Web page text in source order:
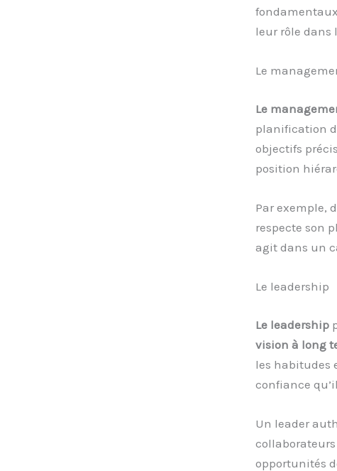
leur rôle dans
Le
Le
planification
objectifs
position
Par exemple,
respecte son
agit dans un
Le leadership
Le leadership
vision à long
les habitudes
confiance
Un leader
opportunités